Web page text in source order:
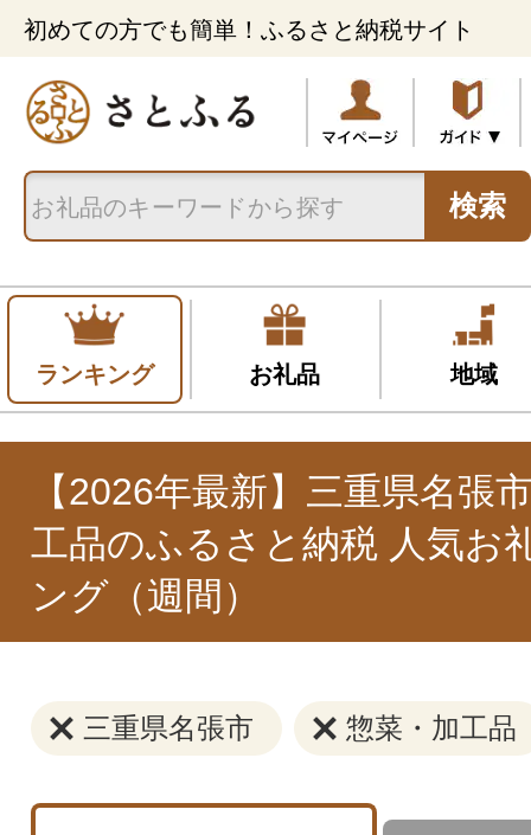
初めての方でも簡単！ふるさと納税サイト
検索
ランキング お礼品 地域
【2026年最新】三重県名張
工品のふるさと納税 人気お
ング（週間）
三重県名張市 惣菜・加工品